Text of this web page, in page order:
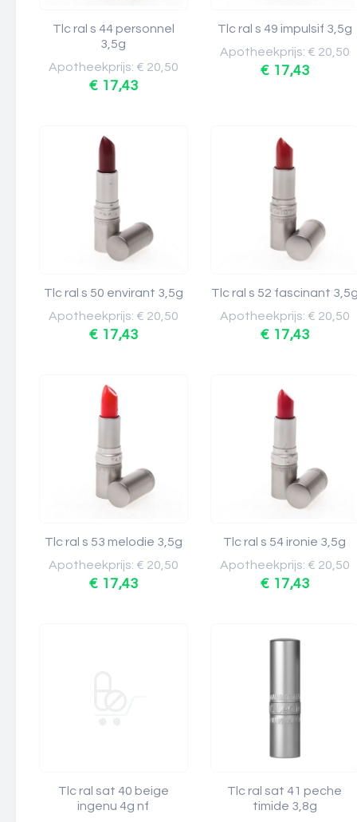
Tlc ral s 44 personnel
3,5g
Apotheekprijs: € 20,50
€ 17,43
Tlc ral s 49 impulsif 3,5g
Apotheekprijs: € 20,50
€ 17,43
Tlc ral s 50 envirant 3,5g
Apotheekprijs: € 20,50
€ 17,43
Tlc ral s 52 fascinant
Apotheekprijs: € 20,50
€ 17,43
Tlc ral s 53 melodie 3,5g
Apotheekprijs: € 20,50
€ 17,43
Tlc ral s 54 ironie 3,5g
Apotheekprijs: € 20,50
€ 17,43
Tlc ral sat 40 beige
ingenu 4g nf
Tlc ral sat 41 peche
timide 3,8g